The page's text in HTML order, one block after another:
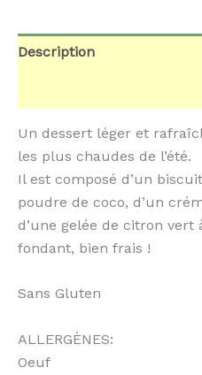
Description
Un dessert léger et
les plus chaudes de l’été.
Il est composé d’un
poudre de coco, d’un
d’une gelée de citron
fondant, bien frais !
Sans Gluten
ALLERGÈNES:
Oeuf